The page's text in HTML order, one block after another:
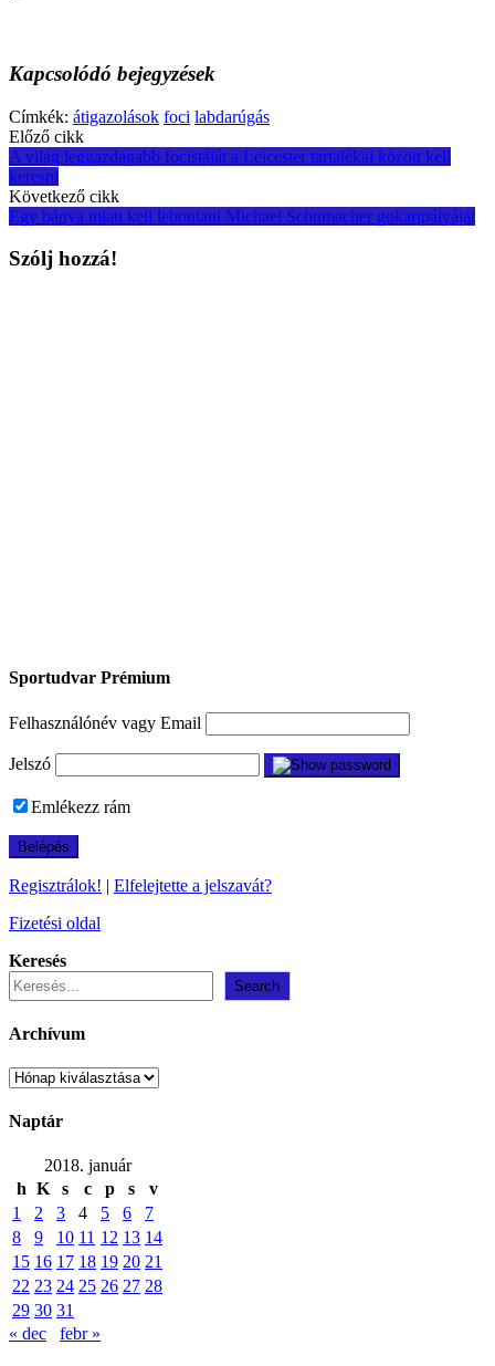
Kapcsolódó bejegyzések
Címkék: átigazolások foci labdarúgás
Post
navigation
Előző cikk
A világ leggazdagabb focistáját a Leicester tartalékai között kell
keresni
Következő cikk
Egy bánya miatt kell lebontani Michael Schumacher gokartpályáját
Szólj hozzá!
Sportudvar Prémium
Felhasználónév vagy Email
Jelszó
Emlékezz rám
Regisztrálok! | Elfelejtette a jelszavát?
Fizetési oldal
Keresés
Search
Archívum
Archívum
Naptár
2018. január
h K s c p s
v
1
2 3 4 5 6
7
8
9 10 11 12 13 14
15 16 17 18 19 20 21
22 23 24 25 26 27 28
29 30 31
« dec
febr »